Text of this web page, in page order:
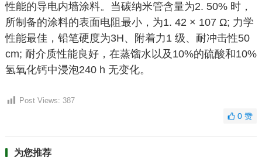
性能的导电内墙涂料。当碳纳米管含量为2. 50% 时，
所制备的涂料的表面电阻最小，为1. 42 × 107 Ω; 力学
性能最佳，铅笔硬度为3H、附着力1 级、耐冲击性50
cm; 耐介质性能良好，在蒸馏水以及10%的硫酸和10%
氢氧化钙中浸泡240 h 无变化。
Post Views: 387
0赞
为您推荐